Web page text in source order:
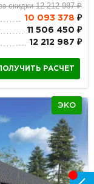
скидки 12 212 987 ₽
10 093 378 ₽
11 506 450 ₽
12 212 987 ₽
РАСЧЕТ
ЭКО